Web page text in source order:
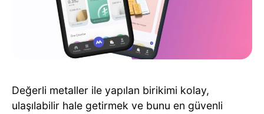
Değerli metaller ile yapılan birikimi kolay,
ulaşılabilir hale getirmek ve bunu en güvenli